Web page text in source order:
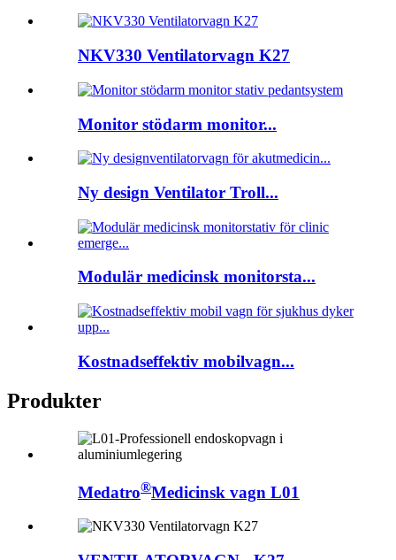
NKV330 Ventilatorvagn K27
Monitor stödarm monitor...
Ny design Ventilator Troll...
Modulär medicinsk monitorsta...
Kostnadseffektiv mobilvagn...
Produkter
Medatro®Medicinsk vagn L01